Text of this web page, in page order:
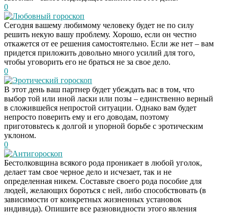
0
Любовный гороскоп
Сегодня вашему любимому человеку будет не по силу
решить некую вашу проблему. Хорошо, если он честно
откажется от ее решения самостоятельно. Если же нет – вам
придется приложить довольно много усилий для того,
чтобы уговорить его не браться не за свое дело.
0
Эротический гороскоп
В этот день ваш партнер будет убеждать вас в том, что
выбор той или иной ласки или позы – единственно верный
в сложившейся непростой ситуации. Однако вам будет
непросто поверить ему и его доводам, поэтому
приготовьтесь к долгой и упорной борьбе с эротическим
уклоном.
0
Антигороскоп
Бестолковщина всякого рода проникает в любой уголок,
делает там свое черное дело и исчезает, так и не
определенная никем. Составьте своего рода пособие для
людей, желающих бороться с ней, либо способствовать (в
зависимости от конкретных жизненных установок
индивида). Опишите все разновидности этого явления